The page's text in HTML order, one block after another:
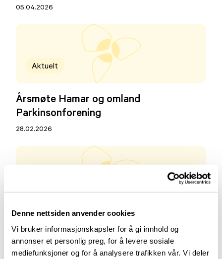
Denne nettsiden anvender cookies
Vi bruker informasjonskapsler for å gi innhold og
annonser et personlig preg, for å levere sosiale
mediefunksjoner og for å analysere trafikken vår. Vi deler
05.04.2026
Aktuelt
Årsmøte Hamar og omland
Parkinsonforening
28.02.2026
Arrangement tittel
Karl Johans gate 16